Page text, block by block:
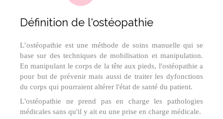
Définition de l'ostéopathie
L’ostéopathie est une méthode de soins manuelle qui se
base sur des techniques de mobilisation et manipulation.
En manipulant le corps de la tête aux pieds, l'ostéopathie a
pour but de prévenir mais aussi de traiter les dyfonctions
du corps qui pourraient altérer l'état de santé du patient.
L'ostéopathie ne prend pas en charge les pathologies
médicales sans qu'il y ait eu une prise en charge médicale.